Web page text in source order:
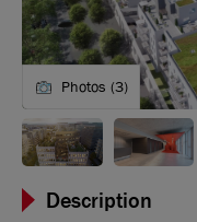
Photos (3)
Description